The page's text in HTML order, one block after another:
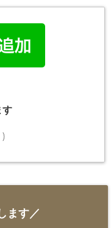
す
)
ます／